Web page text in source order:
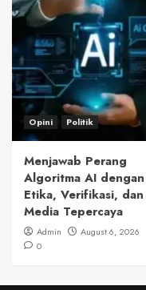
Opini Politik
Menjawab Perang
Algoritma AI dengan
Etika, Verifikasi, dan
Media Tepercaya
Admin
August 6, 2026
0